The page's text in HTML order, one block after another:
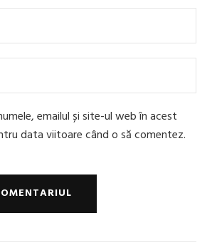
emailul și site-ul web în acest
data viitoare când o să comentez.